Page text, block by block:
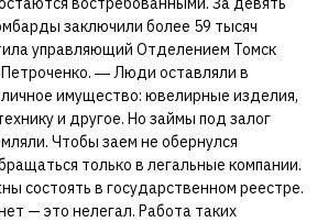
заключили более 59 тысяч
управляющий Отделением Томск
― Люди оставляли в
имущество: ювелирные изделия,
и другое. Но займы под залог
Чтобы заем не обернулся
только в легальные компании.
состоять в государственном реестре.
— это нелегал. Работа таких